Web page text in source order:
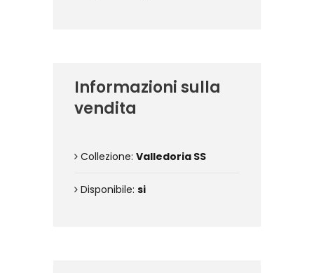
Informazioni sulla
vendita
Collezione: Valledoria SS
Disponibile: si